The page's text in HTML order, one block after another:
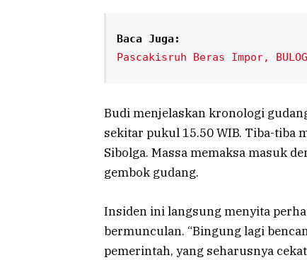
Baca Juga:
Pascakisruh Beras Impor,
Budi menjelaskan kronologi
sekitar pukul 15.50 WIB. Tiba-tiba
Sibolga. Massa memaksa masuk
gembok gudang.
Insiden ini langsung menyita
bermunculan. “Bingung lagi
pemerintah, yang seharusnya